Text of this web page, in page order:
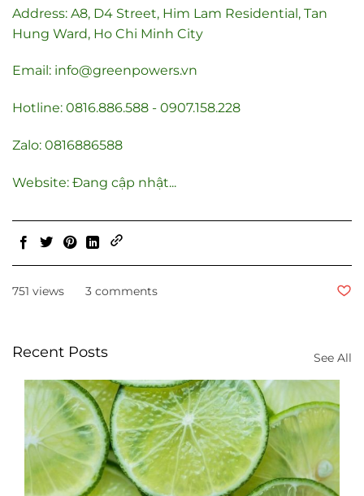
Address: A8, D4 Street, Him Lam Residential, Tan
Hung Ward, Ho Chi Minh City
Email: info@greenpowers.vn
Hotline: 0816.886.588 - 0907.158.228
Zalo: 0816886588
Website: Đang cập nhật...
751 views 3 comments
Recent Posts See All